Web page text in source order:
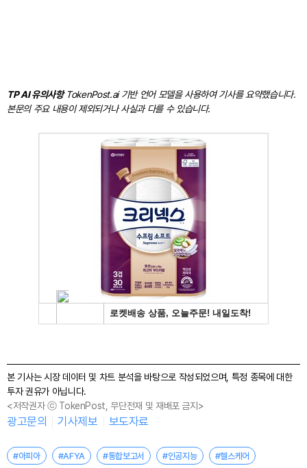
TP AI 유의사항TokenPost.ai 기반 언어 모델을 사용하여 기사를 요약했습니다.
본문의 주요 내용이 제외되거나 사실과 다를 수 있습니다.
본 기사는 시장 데이터 및 차트 분석을 바탕으로 작성되었으며, 특정 종목에 대한
투자 권유가 아닙니다.
<저작권자 ⓒ TokenPost, 무단전재 및 재배포 금지>
광고문의 기사제보 보도자료
#아피아 #AFYA #통합보고서 #인공지능 #헬스케어